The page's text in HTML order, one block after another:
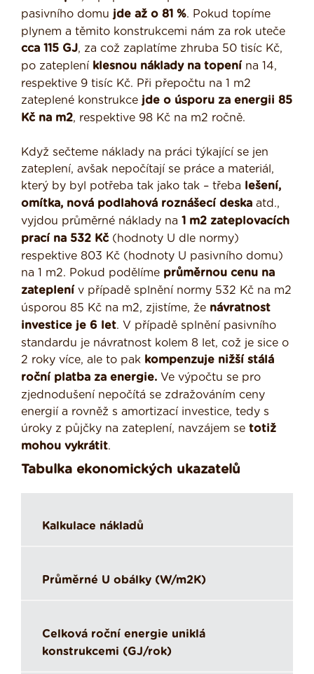
pasivního domu jde až o 81 %. Pokud topíme
plynem a těmito konstrukcemi nám za rok uteče
cca 115 GJ, za což zaplatíme zhruba 50 tisíc Kč,
po zateplení klesnou náklady na topení na 14,
respektive 9 tisíc Kč. Při přepočtu na 1 m2
zateplené konstrukce jde o úsporu za energii 85
Kč na m2, respektive 98 Kč na m2 ročně.
Když sečteme náklady na práci týkající se jen
zateplení, avšak nepočítají se práce a materiál,
který by byl potřeba tak jako tak – třeba lešení,
omítka, nová podlahová roznášecí deska atd.,
vyjdou průměrné náklady na 1 m2 zateplovacích
prací na 532 Kč (hodnoty U dle normy)
respektive 803 Kč (hodnoty U pasivního domu)
na 1 m2. Pokud podělíme průměrnou cenu na
zateplení v případě splnění normy 532 Kč na m2
úsporou 85 Kč na m2, zjistíme, že návratnost
investice je 6 let. V případě splnění pasivního
standardu je návratnost kolem 8 let, což je sice o
2 roky více, ale to pak kompenzuje nižší stálá
roční platba za energie. Ve výpočtu se pro
zjednodušení nepočítá se zdražováním ceny
energií a rovněž s amortizací investice, tedy s
úroky z půjčky na zateplení, navzájem se totiž
mohou vykrátit.
Tabulka ekonomických ukazatelů
Kalkulace nákladů
Průměrné U obálky (W/m2K)
Celková roční energie uniklá
konstrukcemi (GJ/rok)